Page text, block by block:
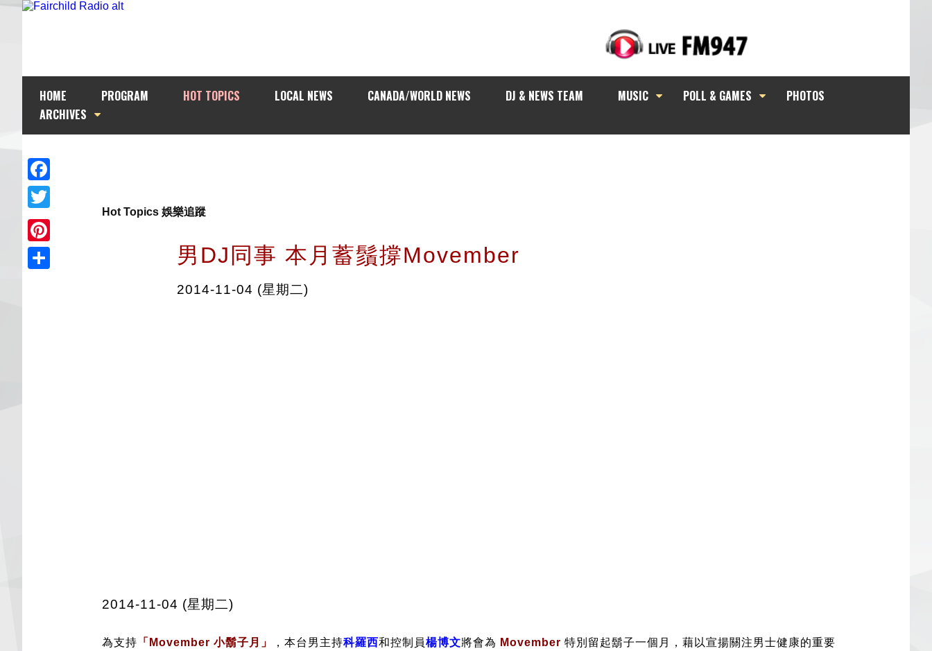
HOME PROGRAM HOT TOPICS LOCAL NEWS CANADA/WORLD NEWS DJ & NEWS TEAM MUSIC POLL & GAMES
PHOTOS
ARCHIVES
Facebook
Twitter
Pinterest
Hot Topics 娛樂追蹤
男DJ同事 本月蓄鬚撐Movember
2014-11-04 (星期二)
2014-11-04 (星期二)
為支持 「Movember 小鬍子月」 ，本台男主持科羅西和控制員楊博文將會為 Movember 特別留起鬍子一個月，藉以宣揚關注男士健康的重要